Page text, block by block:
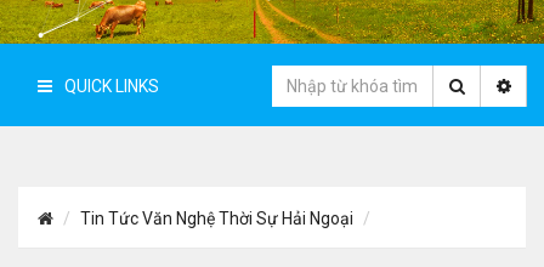
QUICK LINKS
Tin Tức Văn Nghệ Thời Sự Hải Ngoại